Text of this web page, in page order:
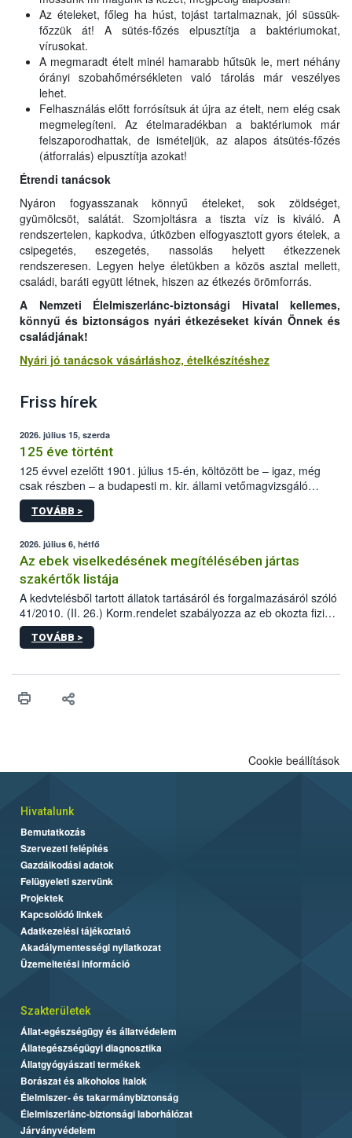
Az ételeket, főleg ha húst, tojást tartalmaznak, jól süssük-
főzzük át! A sütés-főzés elpusztítja a baktériumokat,
vírusokat.
A megmaradt ételt minél hamarabb hűtsük le, mert néhány
órányi szobahőmérsékleten való tárolás már veszélyes
lehet.
Felhasználás előtt forrósítsuk át újra az ételt, nem elég csak
megmelegíteni. Az ételmaradékban a baktériumok már
felszaporodhattak, de ismételjük, az alapos átsütés-főzés
(átforralás) elpusztítja azokat!
Étrendi tanácsok
Nyáron fogyasszanak könnyű ételeket, sok zöldséget,
gyümölcsöt, salátát. Szomjoltásra a tiszta víz is kiváló. A
rendszertelen, kapkodva, útközben elfogyasztott gyors ételek, a
csipegetés, eszegetés, nassolás helyett étkezzenek
rendszeresen. Legyen helye életükben a közös asztal mellett,
családi, baráti együtt létnek, hiszen az étkezés örömforrás.
A Nemzeti Élelmiszerlánc-biztonsági Hivatal kellemes,
könnyű és biztonságos nyári étkezéseket kíván Önnek és
családjának!
Nyári jó tanácsok vásárláshoz, ételkészítéshez
Friss hírek
2026. július 15, szerda
125 éve történt
125 évvel ezelőtt 1901. július 15-én, költözött be – igaz, még
csak részben – a budapesti m. kir. állami vetőmagvizsgáló
állomás a Kis Rókus utca 15. szám alatti, Czigler Győző által
tervezett új épületébe.
TOVÁBB >
2026. július 6, hétfő
Az ebek viselkedésének megítélésében jártas
szakértők listája
A kedvtelésből tartott állatok tartásáról és forgalmazásáról szóló
41/2010. (II. 26.) Korm.rendelet szabályozza az eb okozta fizikai
sérülés, illetve ennek veszélye keletkezésekor felmerülő
hatósági feladatokat, valamint a veszélyes eb tartását és annak
vonni az ebek viselkedésének megítélésében jártas szakértőt.
TOVÁBB >
Cookie beállítások
Hivatalunk
Bemutatkozás
Szervezeti felépítés
Gazdálkodási adatok
Felügyeleti szervünk
Projektek
Kapcsolódó linkek
Adatkezelési tájékoztató
Akadálymentességi nyilatkozat
Üzemeltetési információ
Szakterületek
Állat-egészségügy és állatvédelem
Állategészségügyi diagnosztika
Állatgyógyászati termékek
Borászat és alkoholos italok
Élelmiszer- és takarmánybiztonság
Élelmiszerlánc-biztonsági laborhálózat
Járványvédelem